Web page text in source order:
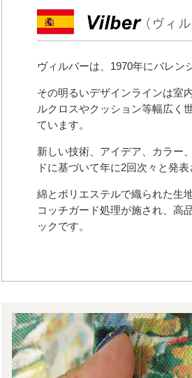
ヴィルバーは、1970年にバレン
その明るいデザインラインは室
ルクロスやクッション等幅広く
ています。
新しい技術、アイデア、カラー
ドに基づいて年に2回次々と発表
綿とポリエステルで織られた生
コッチガード処理が施され、高
ックです。